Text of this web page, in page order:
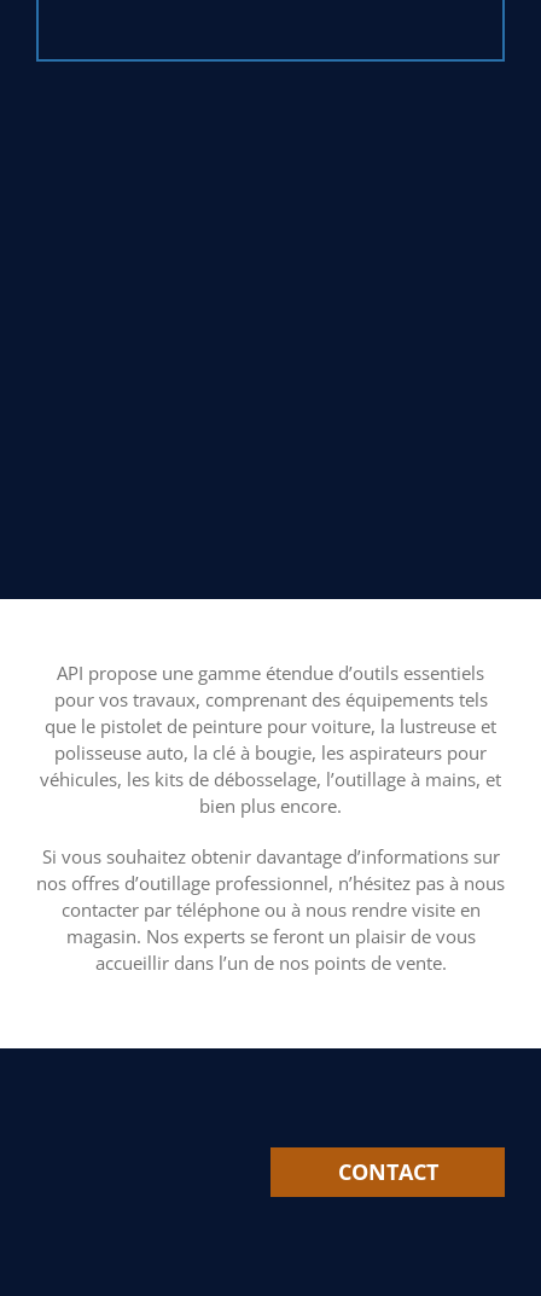
API propose une gamme étendue d’outils essentiels
pour vos travaux, comprenant des équipements tels
que le pistolet de peinture pour voiture, la lustreuse et
polisseuse auto, la clé à bougie, les aspirateurs pour
véhicules, les kits de débosselage, l’outillage à mains, et
bien plus encore.
Si vous souhaitez obtenir davantage d’informations sur
nos offres d’outillage professionnel, n’hésitez pas à nous
contacter par téléphone ou à nous rendre visite en
magasin. Nos experts se feront un plaisir de vous
accueillir dans l’un de nos points de vente.
CONTACT